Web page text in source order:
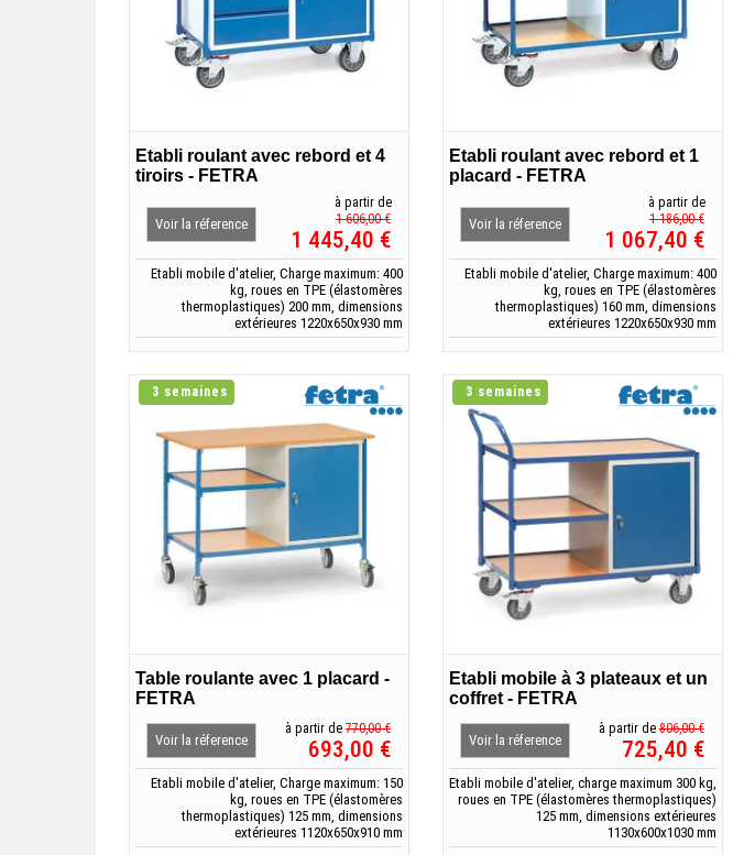
Etabli roulant avec rebord et 4
tiroirs - FETRA
Voir la réference
à partir de
1 606,00 €
1 445,40 €
Etabli mobile d'atelier, Charge maximum: 400
kg, roues en TPE (élastomères
thermoplastiques) 200 mm, dimensions
extérieures 1220x650x930 mm
Etabli roulant avec rebord et 1
placard - FETRA
Voir la réference
à partir de
1 186,00 €
1 067,40 €
Etabli mobile d'atelier, Charge maximum: 400
kg, roues en TPE (élastomères
thermoplastiques) 160 mm, dimensions
extérieures 1220x650x930 mm
3 semaines
Table roulante avec 1 placard -
FETRA
Voir la réference
à partir de 770,00 €
693,00 €
Etabli mobile d'atelier, Charge maximum: 150
kg, roues en TPE (élastomères
thermoplastiques) 125 mm, dimensions
extérieures 1120x650x910 mm
3 semaines
Etabli mobile à 3 plateaux et un
coffret - FETRA
Voir la réference
à partir de 806,00 €
725,40 €
Etabli mobile d'atelier, charge maximum 300 kg,
roues en TPE (élastomères thermoplastiques)
125 mm, dimensions extérieures
1130x600x1030 mm